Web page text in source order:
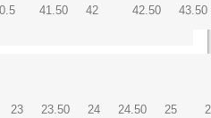
41.50 42 42.50 43.50
23 23.50 24 24.50 25